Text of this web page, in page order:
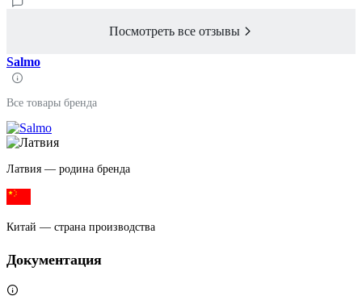
Посмотреть все отзывы
Salmo
Все товары бренда
Латвия — родина бренда
Китай — страна производства
Документация